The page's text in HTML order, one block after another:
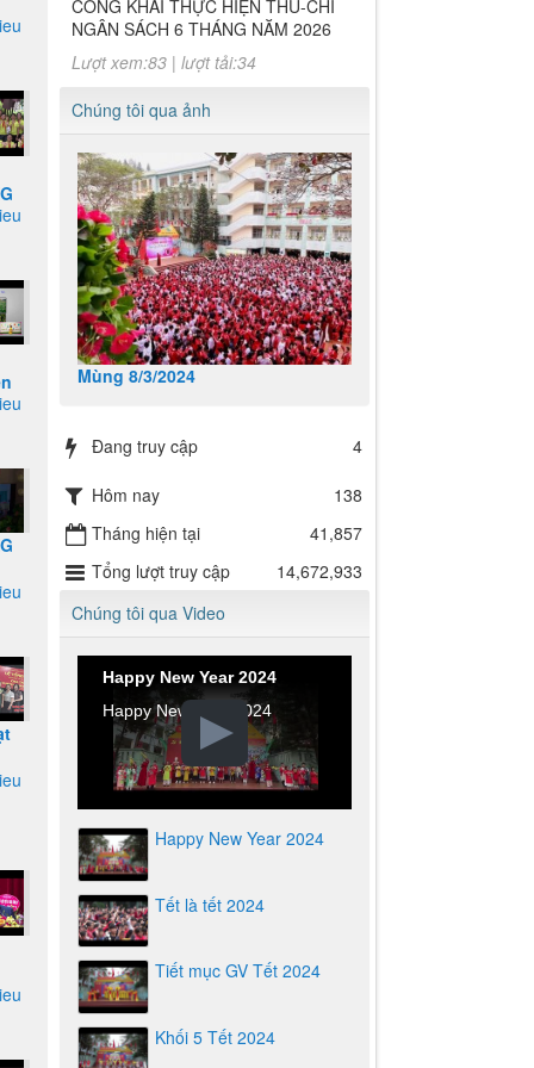
NGÂN SÁCH 6 THÁNG NĂM 2026
Lượt xem:83 | lượt tải:34
CÔNG KHAI THỰC HIỆN THU-CHI
NGÂN SÁCH 6 THÁNG NĂM 2026
Lượt xem:83 | lượt tải:34
Chúng tôi qua ảnh
Mùng 8/3/2024
Đang truy cập 4
Hôm nay
138
Tháng hiện tại
41,857
Tổng lượt truy cập
14,672,933
Chúng tôi qua Video
Happy New Year 2024
Happy New Year 2024
Happy New Year 2024
Tết là tết 2024
Tiết mục GV Tết 2024
Khối 5 Tết 2024